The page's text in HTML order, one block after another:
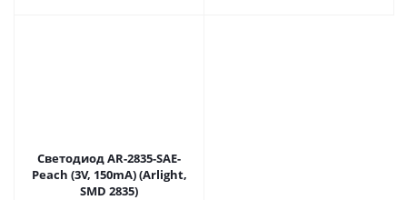
Светодиод AR-2835-SAE-
Peach (3V, 150mA) (Arlight,
SMD 2835)